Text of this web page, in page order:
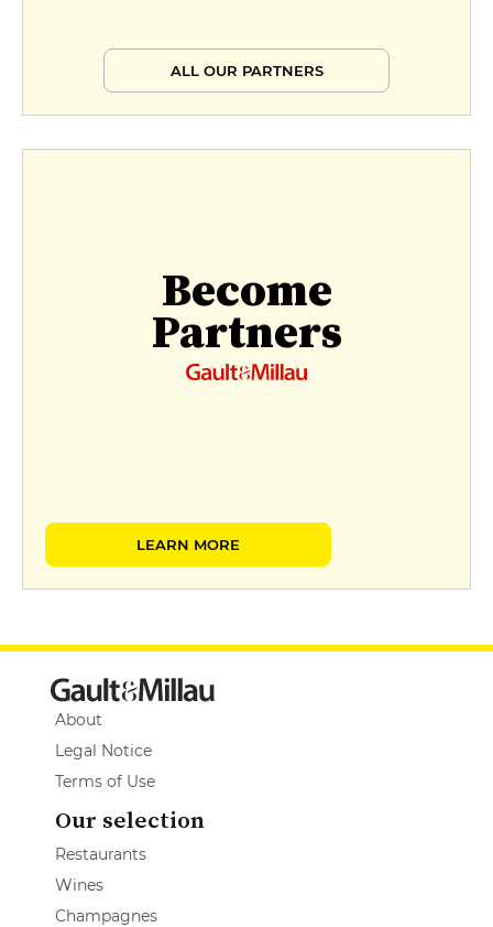
ALL OUR PARTNERS
Become
Partners
LEARN MORE
About
Legal Notice
Terms of Use
Our selection
Restaurants
Wines
Champagnes